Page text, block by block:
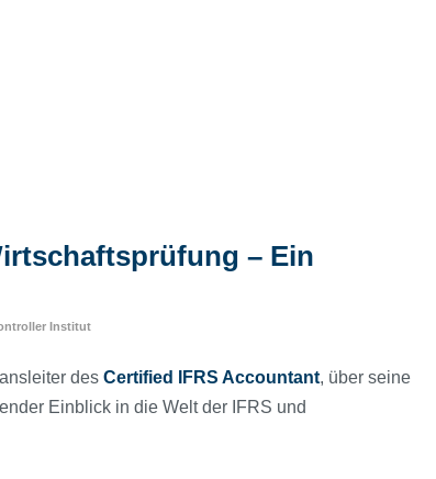
– Ein
Institut
des Certified IFRS Accountant, über seine
Einblick in die Welt der IFRS und